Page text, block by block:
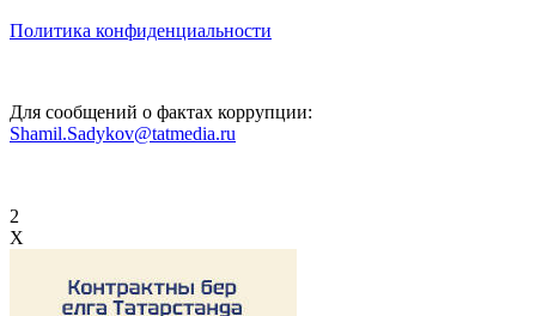
Политика конфиденциальности
Для сообщений о фактах коррупции:
Shamil.Sadykov@tatmedia.ru
2
X